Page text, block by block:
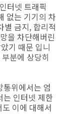
터넷 트래픽
없는 기기의 차
별 금지, 합리적
을 차단해버린
기 때문 입니
분에 상당히
위에서는 엄
인터넷 제한
이에 대해서